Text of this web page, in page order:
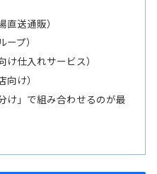
送通販）
プ）
仕入れサービス）
け）
け」で組み合わせるのが最